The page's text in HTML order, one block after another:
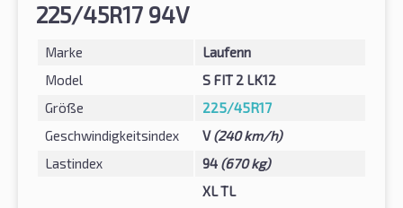
225/45R17 94V
Marke
Laufenn
Model
S FIT 2 LK12
Größe
225/45R17
Geschwindigkeitsindex
V(240 km/h)
Lastindex
94 (670 kg)
XL TL